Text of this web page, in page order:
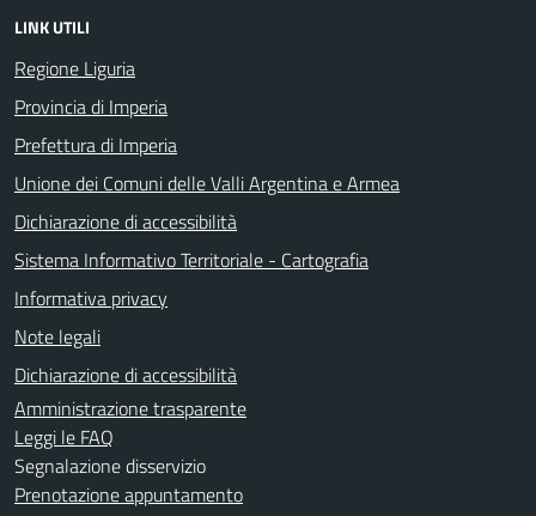
LINK UTILI
Regione Liguria
Provincia di Imperia
Prefettura di Imperia
Unione dei Comuni delle Valli Argentina e Armea
Dichiarazione di accessibilità
Sistema Informativo Territoriale - Cartografia
Informativa privacy
Note legali
Dichiarazione di accessibilità
Amministrazione trasparente
Leggi le FAQ
Segnalazione disservizio
Prenotazione appuntamento